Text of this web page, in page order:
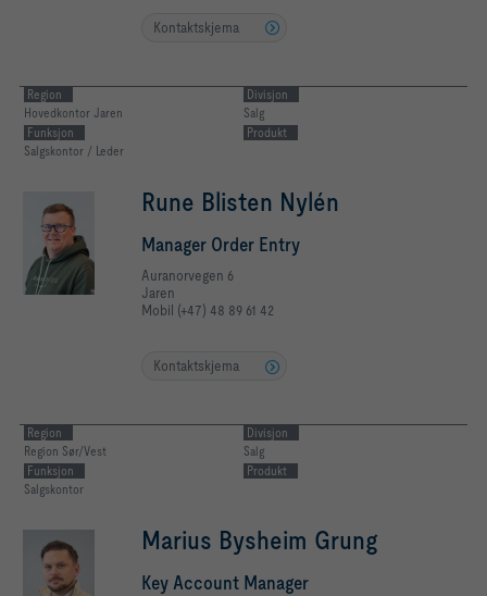
Kontaktskjema
Region
Hovedkontor Jaren
Divisjon
Salg
Funksjon
Salgskontor / Leder
Produkt
Rune Blisten Nylén
Manager Order Entry
Auranorvegen 6
Jaren
Mobil (+47) 48 89 61 42
Kontaktskjema
Region
Region Sør/Vest
Divisjon
Salg
Funksjon
Salgskontor
Produkt
Marius Bysheim Grung
Key Account Manager